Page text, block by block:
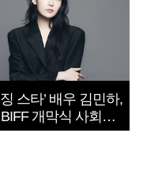
스타’ 배우 김민하,
개막식 사회자